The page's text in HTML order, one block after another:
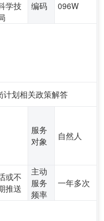
学技
编码
096W
计划相关政策解答
服务
对象
自然人
或不
推送
主动
服务
频率
一年多次